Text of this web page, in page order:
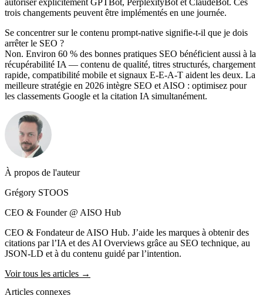
trois changements peuvent être implémentés en une journée.
Se concentrer sur le contenu prompt-native signifie-t-il que je dois
arrêter le SEO ?
Non. Environ 60 % des bonnes pratiques SEO bénéficient aussi à la
récupérabilité IA — contenu de qualité, titres structurés, chargement
rapide, compatibilité mobile et signaux E-E-A-T aident les deux. La
meilleure stratégie en 2026 intègre SEO et AISO : optimisez pour
les classements Google et la citation IA simultanément.
À propos de l'auteur
Grégory STOOS
CEO & Founder @ AISO Hub
CEO & Fondateur de AISO Hub. J’aide les marques à obtenir des
citations par l’IA et des AI Overviews grâce au SEO technique, au
JSON-LD et à du contenu guidé par l’intention.
Voir tous les articles →
Articles connexes